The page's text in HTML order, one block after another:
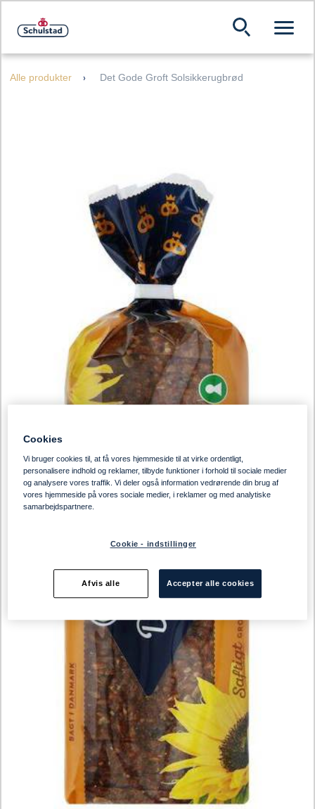
Alle produkter Det Gode Groft Solsikkerugbrød
Cookies
Vi bruger cookies til, at få vores hjemmeside til at virke ordentligt,
personalisere indhold og reklamer, tilbyde funktioner i forhold til sociale medier
og analysere vores traffik. Vi deler også information vedrørende din brug af
vores hjemmeside på vores sociale medier, i reklamer og med analytiske
samarbejdspartnere.
Cookie - indstillinger
Afvis alle Accepter alle cookies